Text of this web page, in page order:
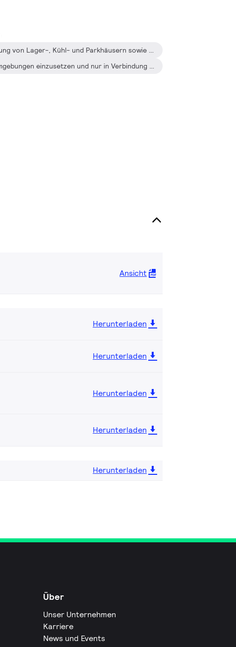
Für die Allgemeinbeleuchtung von Lager-, Kühl- und Parkhäusern sowie Fluren
Lampe ist in trockenen Umgebungen einzusetzen und nur in Verbindung mit einer für den Anwendungsbereich zugelassenen Leuchte zu betreiben
Ansicht
Herunterladen
Herunterladen
Herunterladen
Herunterladen
Herunterladen
Über
Unser Unternehmen
Karriere
News und Events